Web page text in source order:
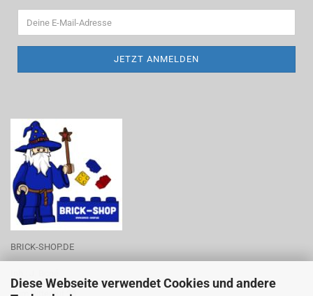
Diese Webseite verwendet Cookies und andere
BRICK-SHOP.DE
Zum Rittergut 28